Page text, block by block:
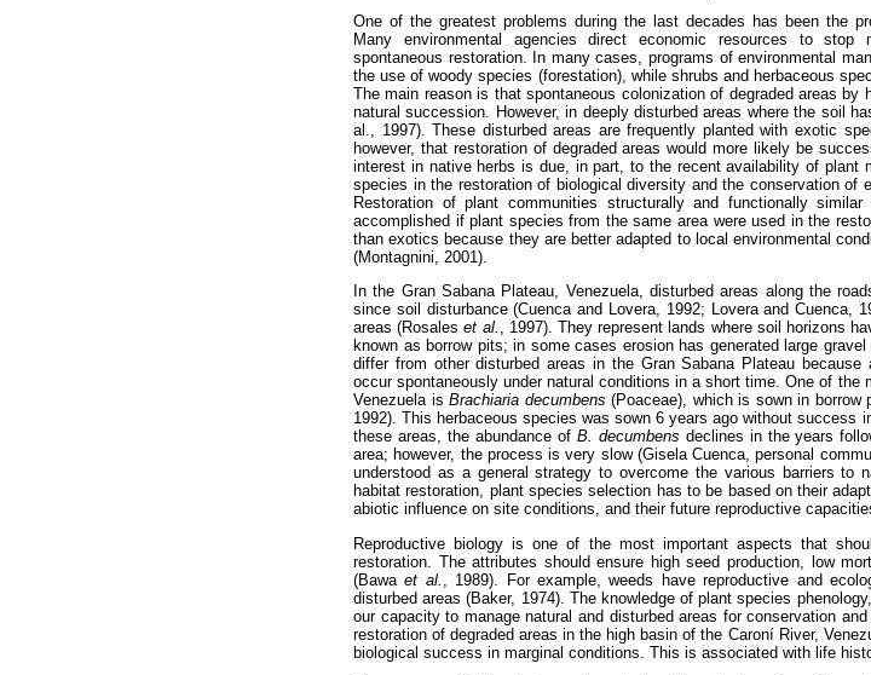
One of the greatest problems during the last decades has been the
Many environmental agencies direct economic resources to stop
spontaneous restoration. In many cases, programs of environmental
the use of woody species (forestation), while shrubs and herbaceous
The main reason is that spontaneous colonization of degraded areas
natural succession. However, in deeply disturbed areas where the soil
al., 1997). These disturbed areas are frequently planted with exotic
however, that restoration of degraded areas would more likely be
interest in native herbs is due, in part, to the recent availability of plant
species in the restoration of biological diversity and the conservation of
Restoration of plant communities structurally and functionally
accomplished if plant species from the same area were used in the
than exotics because they are better adapted to local environmental
(Montagnini, 2001).
In the Gran Sabana Plateau, Venezuela, disturbed areas along the
since soil disturbance (Cuenca and Lovera, 1992; Lovera and Cuenca,
areas (Rosaleset al. , 1997). They represent lands where soil horizons
known as borrow pits; in some cases erosion has generated large
differ from other disturbed areas in the Gran Sabana Plateau
occur spontaneously under natural conditions in a short time. One of
Venezuela is Brachiaria decumbens (Poaceae), which is sown in borrow
1992). This herbaceous species was sown 6 years ago without success
these areas, the abundance of B. decumbens declines in the years
area; however, the process is very slow (Gisela Cuenca, personal
understood as a general strategy to overcome the various barriers to
habitat restoration, plant species selection has to be based on their
abiotic influence on site conditions, and their future reproductive
Reproductive biology is one of the most important aspects that
restoration. The attributes should ensure high seed production, low
(Bawaet al.
, 1989). For example, weeds have reproductive and
disturbed areas (Baker, 1974). The knowledge of plant species
our capacity to manage natural and disturbed areas for conservation
restoration of degraded areas in the high basin of the Caroní River,
biological success in marginal conditions. This is associated with life